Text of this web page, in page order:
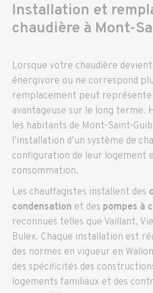
Installation et
chaudière à Mont-
Lorsque votre chaudière
énergivore ou ne correspond
remplacement peut
avantageuse sur le long terme.
les habitants de Mont-Saint-
l’installation d’un système de
configuration de leur logement
consommation.
Les chauffagistes installent des
condensation et des pompes à
reconnues telles que Vaillant,
Bulex. Chaque installation est
des normes en vigueur en
des spécificités des
logements familiaux et des